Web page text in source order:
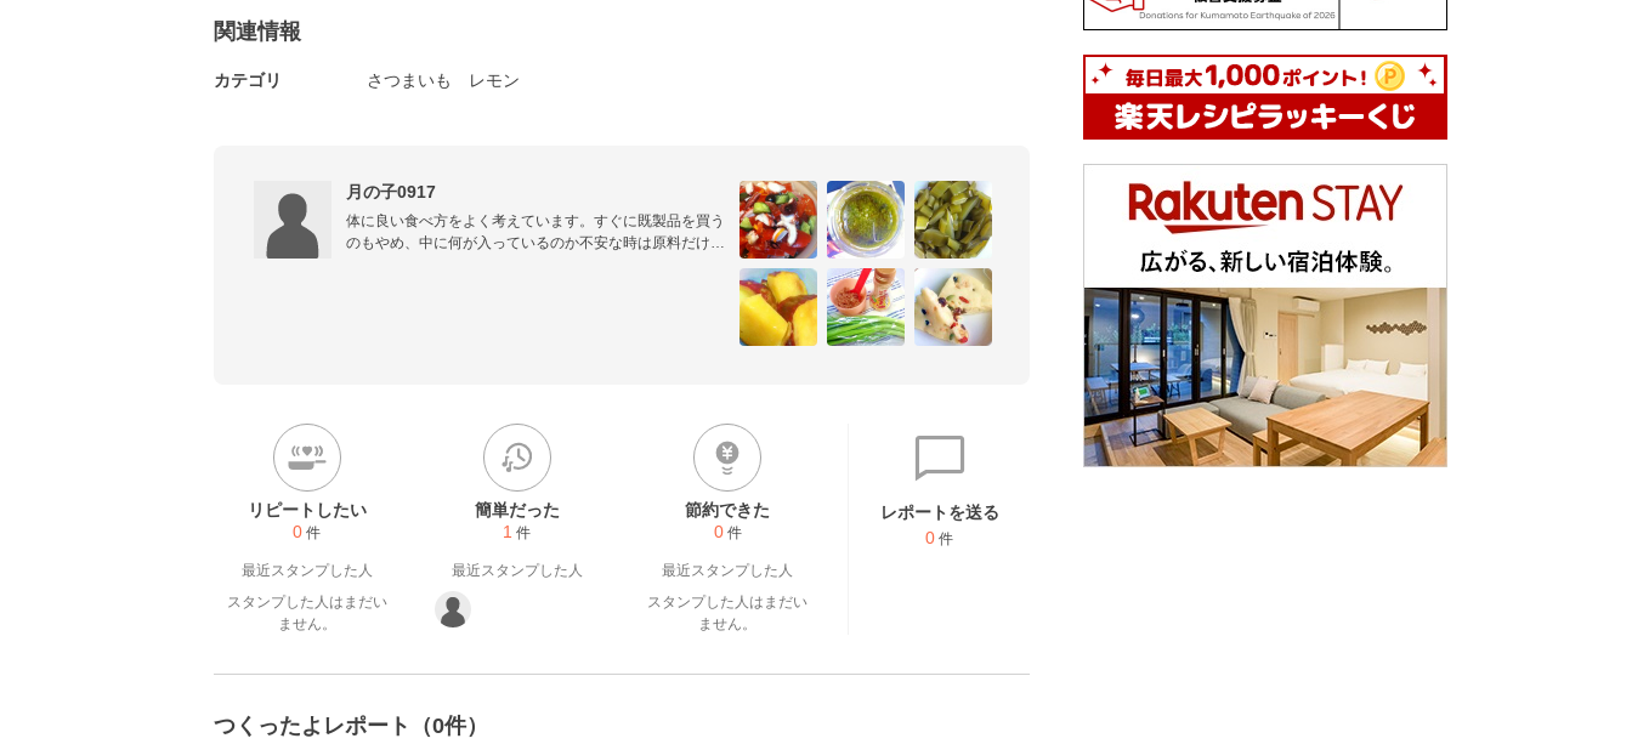
関連情報
カテゴリ さつまいも レモン
月の子0917
体に良い食べ方をよく考えています。すぐに既製品を買う
のもやめ、中に何が入っているのか不安な時は原料だけ買
リピートしたい
0 件
最近スタンプした人
スタンプした人はまだい
ません。
簡単だった
1 件
最近スタンプした人
節約できた
0 件
最近スタンプした人
スタンプした人はまだい
ません。
レポートを送る
0 件
つくったよレポート（0件）